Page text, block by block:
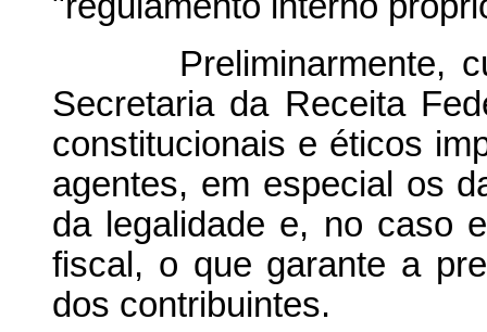
Preliminarmente,
Secretaria da Receita
constitucionais e éticos
agentes, em especial os
da legalidade e, no caso
fiscal, o que garante a
dos contribuintes.